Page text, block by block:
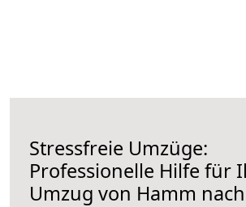
Stressfreie Umzüge:
Professionelle Hilfe für
Umzug von Hamm